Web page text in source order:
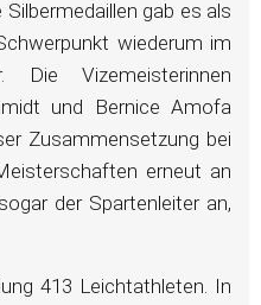
Silbermedaillen gab es als
wiederum im
Die Vizemeisterinnen
und Bernice Amofa
Zusammensetzung bei
erneut an
der Spartenleiter an,
413 Leichtathleten. In